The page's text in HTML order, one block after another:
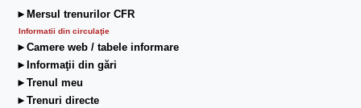
►Mersul trenurilor CFR
Informatii din circulaţie
►Camere web / tabele informare
►Informaţii din gări
►Trenul meu
►Trenuri directe